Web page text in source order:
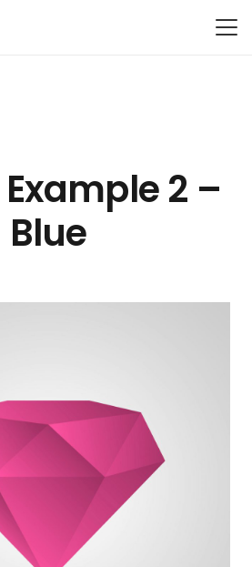
2 –
Blue